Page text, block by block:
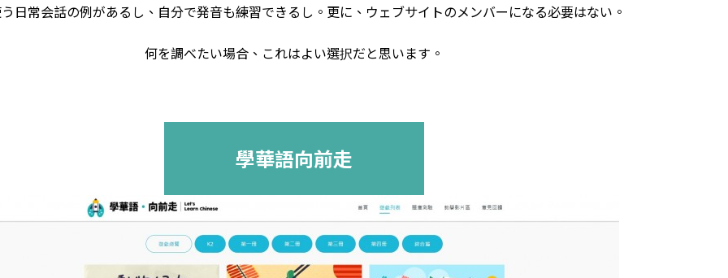
日常会話の例があるし、自分で発音も練習できるし。更に、ウェブサイトのメンバーになる必要はない。
何を調べたい場合、これはよい選択だと思います。
學華語向前走